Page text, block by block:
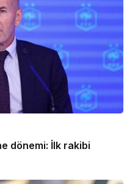
dönemi: İlk rakibi